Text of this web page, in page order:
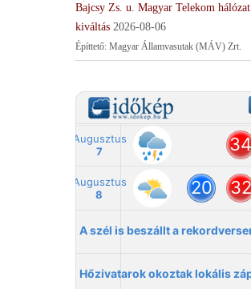
Bajcsy Zs. u. Magyar Telekom hálózat
kiváltás 2026-08-06
Építtető: Magyar Államvasutak (MÁV) Zrt.